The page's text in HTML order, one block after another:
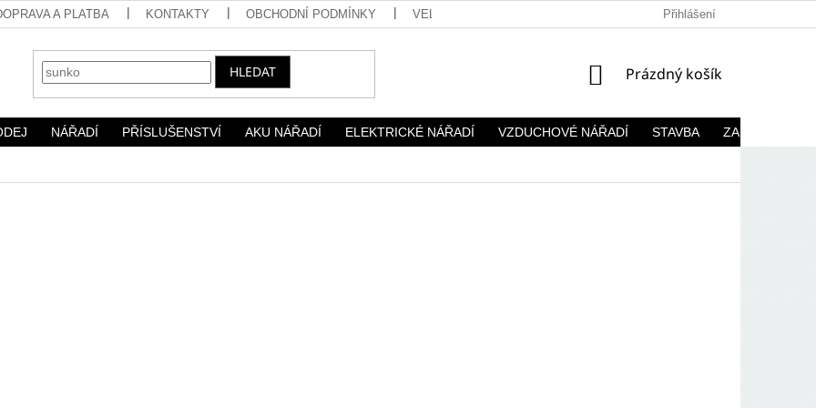
A PLATBA KONTAKTY OBCHODNÍ PODMÍNKY VELKOOBCHOD Přihlášení
HLEDAT
NÁKUPNÍ
Prázdný košík
NÁŘADÍ PŘÍSLUŠENSTVÍ AKU NÁŘADÍ ELEKTRICKÉ NÁŘADÍ VZDUCHOVÉ NÁŘADÍ STAVBA ZAHRADA